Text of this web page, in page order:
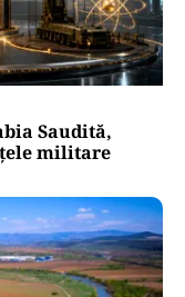
Saudită,
militare